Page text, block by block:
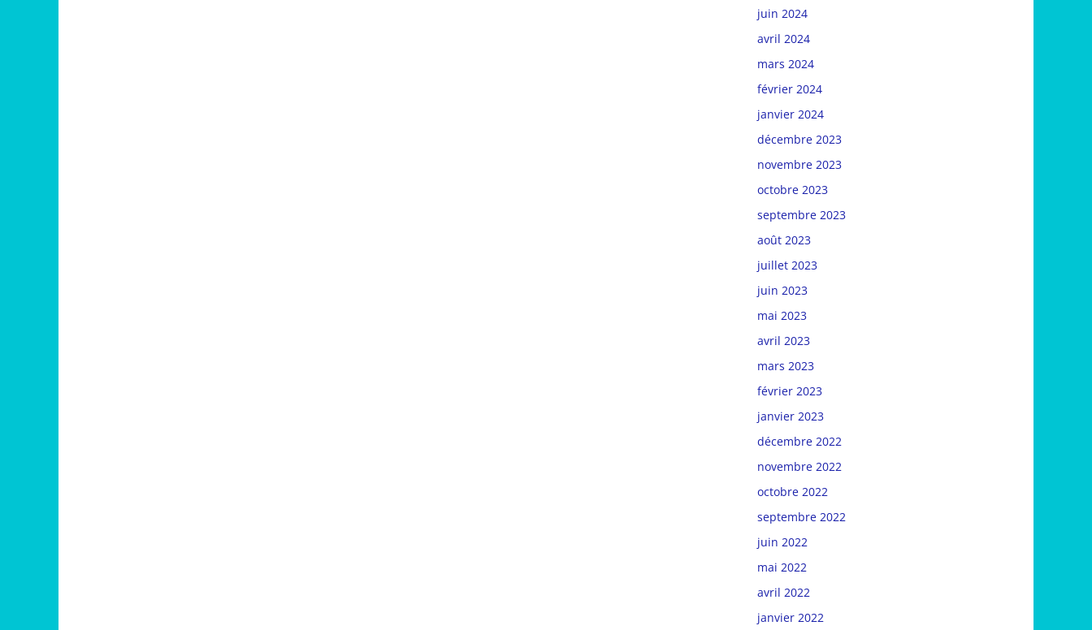
juin 2024
avril 2024
mars 2024
février 2024
janvier 2024
décembre 2023
novembre 2023
octobre 2023
septembre 2023
août 2023
juillet 2023
juin 2023
mai 2023
avril 2023
mars 2023
février 2023
janvier 2023
décembre 2022
novembre 2022
octobre 2022
septembre 2022
juin 2022
mai 2022
avril 2022
janvier 2022